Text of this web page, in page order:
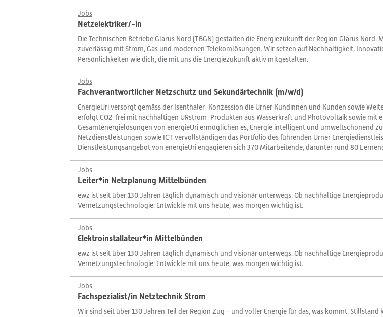
Jobs
Netzelektriker/-in
Die Technischen Betriebe Glarus Nord (TBGN) gestalten die Energiezukunft der Region Glarus
zuverlässig mit Strom, Gas und modernen Telekomlösungen. Wir setzen auf Nachhaltigkeit,
Persönlichkeiten wie dich, die mit uns die Energiezukunft aktiv mitgestalten.
Jobs
Fachverantwortlicher Netzschutz und Sekundärtechnik (m/w/d)
EnergieUri versorgt gemäss der Isenthaler-Konzession die Urner Kundinnen und Kunden sowie
erfolgt CO2-frei mit nachhaltigen URstrom-Produkten aus Wasserkraft und Photovoltaik sowie mit
Gesamtenergielösungen von energieUri ermöglichen es, Energie intelligent und umweltschonend
Netzdienstleistungen sowie ICT vervollständigen das Portfolio des führenden Urner
Dienstleistungsangebot von energieUri engagieren sich 370 Mitarbeitende, darunter rund 80
Jobs
Leiter*in Netzplanung Mittelbünden
ewz ist seit über 130 Jahren täglich dynamisch und visionär unterwegs. Ob nachhaltige
Vernetzungstechnologie: Entwickle mit uns heute, was morgen wichtig ist.
Jobs
Elektroinstallateur*in Mittelbünden
ewz ist seit über 130 Jahren täglich dynamisch und visionär unterwegs. Ob nachhaltige
Vernetzungstechnologie: Entwickle mit uns heute, was morgen wichtig ist.
Jobs
Fachspezialist/in Netztechnik Strom
Wir sind seit über 130 Jahren Teil der Region Zug – und voller Energie für das, was kommt.